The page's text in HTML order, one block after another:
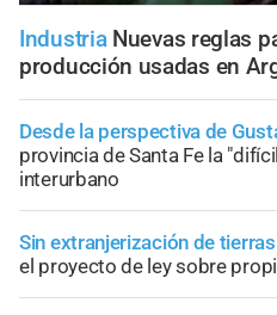
Industria Nuevas reglas
producción usadas en
Desde la perspectiva de
provincia de Santa Fe la
interurbano
Sin extranjerización de tierras
el proyecto de ley sobre